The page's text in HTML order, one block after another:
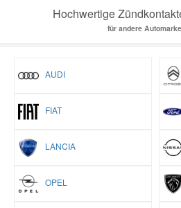
Hochwertige
für andere
AUDI
FIAT
LANCIA
OPEL